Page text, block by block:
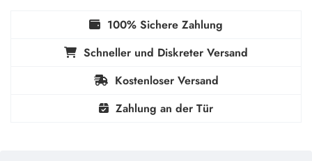
100% Sichere Zahlung
Schneller und Diskreter Versand
Kostenloser Versand
Zahlung an der Tür